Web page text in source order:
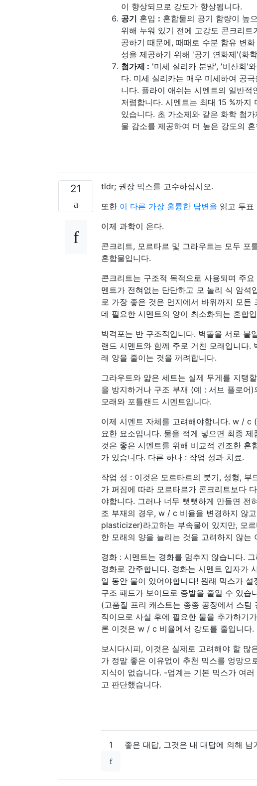
이 향상되므로 강도가 향상됩니다.
공기 혼입 : 혼합물의 공기 함량이 높
위해 누워 있기 전에 고강도 콘크리
공하기 때문에, 때때로 수분 함유 변
성을 제공하기 위해 '공기 연화제'(화
첨가제 : '미세 실리카 분말', '비산회'
다. 미세 실리카는 매우 미세하여 공
니다. 플라이 애쉬는 시멘트의 일반
저렴합니다. 시멘트는 최대 15 %까
있습니다. 초 가소제와 같은 화학 첨
물 감소를 제공하여 더 높은 강도의
21
tldr; 권장 믹스를 고수하십시오.
또한 이 다른 가장 훌륭한 답변을 읽고 투표
이제 과학이 온다.
콘크리트, 모르타르 및 그라우트는 모두 포
혼합물입니다.
콘크리트는 구조적 목적으로 사용되며 주
멘트가 전혀없는 단단하고 모 놀리 식 암석
로 가장 좋은 것은 먼지에서 바위까지 모
데 필요한 시멘트의 양이 최소화되는 혼합
박격포는 반 구조적입니다. 벽돌을 서로 붙
랜드 시멘트와 함께 주로 거친 모래입니다.
래 양을 줄이는 것을 꺼려합니다.
그라우트와 얇은 세트는 실제 무게를 지탱
을 방지하거나 구조 부재 (예 : 서브 플로어
모래와 포틀랜드 시멘트입니다.
이제 시멘트 자체를 고려해야합니다. w / c
요한 요소입니다. 물을 적게 넣으면 최종
것은 좋은 시멘트를 위해 비교적 건조한 혼
가 있습니다. 다른 하나 : 작업 성과 치료.
작업 성 : 이것은 모르타르의 붓기, 성형, 부
가 퍼짐에 따라 모르타르가 콘크리트보다
야합니다. 그러나 너무 뻣뻣하게 만들면 전
조 부재의 경우, w / c 비율을 변경하지 않
plasticizer)라고하는 부속물이 있지만, 모
한 모래의 양을 늘리는 것을 고려하지 않는
경화 : 시멘트는 경화를 멈추지 않습니다.
경화로 간주합니다. 경화는 시멘트 입자가
일 동안 물이 있어야합니다! 원래 믹스가
구조 패드가 보이므로 증발을 줄일 수 있습
(고품질 프리 캐스트는 종종 공장에서 스
직이므로 사실 후에 필요한 물을 추가하기
론 이것은 w / c 비율에서 강도를 줄입니다.
보시다시피, 이것은 실제로 고려해야 할 많
가 정말 좋은 이유없이 추천 믹스를 엉망으
지식이 없습니다. -업계는 기본 믹스가 여
고 판단했습니다.
1 좋은 대답, 그것은 내 대답에 의해 남